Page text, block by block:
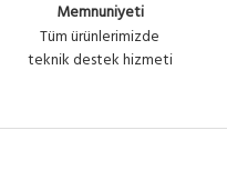
Memnuniyeti
Tüm ürünlerimizde
teknik destek hizmeti